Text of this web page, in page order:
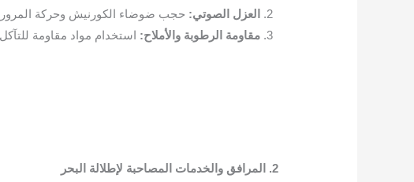
العزل الصوتي: حجب ضوضاء الكورنيش وحركة
مقاومة الرطوبة والأملاح: استخدام مواد مقاومة
2. المرافق والخدمات المصاحبة لإطلالة البحر